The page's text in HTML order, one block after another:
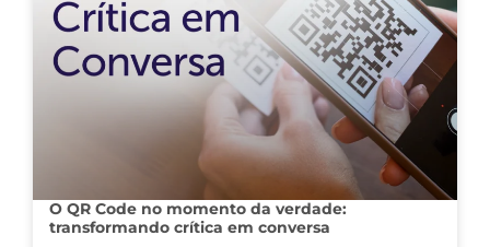
O QR Code no momento da verdade:
transformando crítica em conversa